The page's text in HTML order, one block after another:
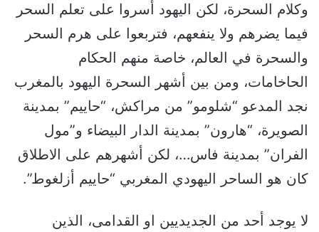
وكلام السحرة، لكن اليهود أسروا على تعلم السحر
فيما يضرهم ولا ينفعهم، فتربعوا على هرم السحر
والسحرة في العالم، خاصة منهم الحكام
الحاخامات، ومن بين أشهر السحرة اليهود بالمغرب
نجد المدعو “شلومو” من مراكش، “حاييم” بمدينة
الصويرة، “هارون” بمدينة الدار البيضاء و”مول
الفران” بمدينة فاس…، لكن أشهرهم على الاطلاق
كان هو الساحر اليهودي المغربي “حاييم أزلغوط”.
لا يوجد أحد من الجديديين او القدامى، الذين